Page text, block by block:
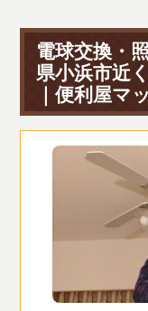
電球交換・
県小浜市近
｜便利屋マ